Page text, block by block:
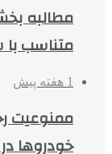
مطالبه
متناسب
1 هفته پیش
ممنوعیت
خودروها در